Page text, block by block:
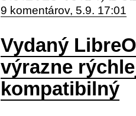
9 komentárov, 5.9. 17:01
Vydaný
výrazne
kompatibilný